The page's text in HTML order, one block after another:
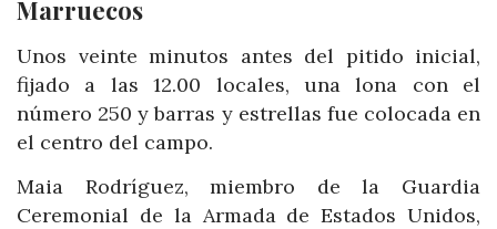
Marruecos
Unos veinte minutos antes del pitido inicial,
fijado a las 12.00 locales, una lona con el
número 250 y barras y estrellas fue colocada en
el centro del campo.
Maia Rodríguez, miembro de la Guardia
Ceremonial de la Armada de Estados Unidos,